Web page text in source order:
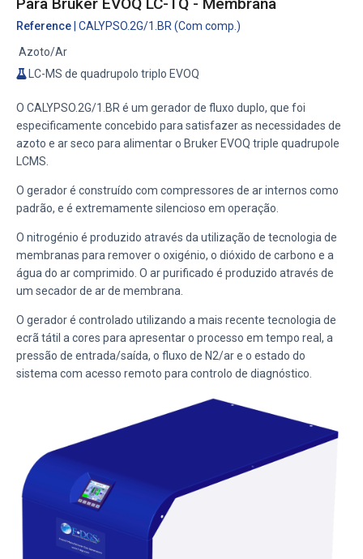
Reference | CALYPSO.2G/1.BR (Com comp.)
Azoto/Ar
LC-MS de quadrupolo triplo EVOQ
O CALYPSO.2G/1.BR é um gerador de fluxo duplo, que foi
especificamente concebido para satisfazer as necessidades de
azoto e ar seco para alimentar o Bruker EVOQ triple quadrupole
LCMS.
O gerador é construído com compressores de ar internos como
padrão, e é extremamente silencioso em operação.
O nitrogénio é produzido através da utilização de tecnologia de
membranas para remover o oxigénio, o dióxido de carbono e a
água do ar comprimido. O ar purificado é produzido através de
um secador de ar de membrana.
O gerador é controlado utilizando a mais recente tecnologia de
ecrã tátil a cores para apresentar o processo em tempo real, a
pressão de entrada/saída, o fluxo de N2/ar e o estado do
sistema com acesso remoto para controlo de diagnóstico.